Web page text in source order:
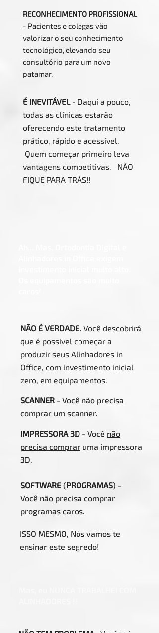
RECONHECIMENTO PROFISSIONAL
- Pacientes e colegas vão
valorizar o seu conhecimento
tecnológico, elevando seu
consultório para um novo
patamar.
É INEVITÁVEL- Daqui a pouco,
todas as clínicas estarão
oferecendo este tratamento
prático, rápido e acessível.
Quem começar primeiro leva
vantagens competitivas. NÃO
FIQUE PARA TRÁS!!
NÃO É VERDADE. Você descobrirá
que é possível começar a
produzir seus Alinhadores in
Office, com investimento inicial
zero, em equipamentos.
SCANNER - Você não precisa
comprar um scanner.
IMPRESSORA 3D - Você não
precisa comprar uma impressora
3D.
SOFTWARE (PROGRAMAS) -
Você não precisa comprar
programas caros.
ISSO MESMO, Nós vamos te
ensinar este segredo!